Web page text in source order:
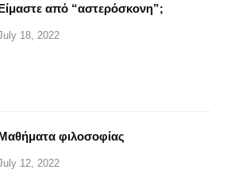
από “αστερόσκονη”;
18, 2022
φιλοσοφίας
12, 2022